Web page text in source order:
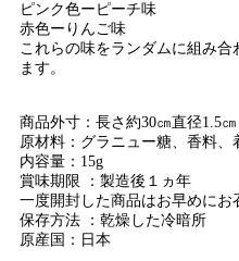
ピンク色ーピーチ味
赤色ーりんご味
これらの味をランダムに組み合
ます。
商品外寸：長さ約30㎝直径1.5㎝
原材料：グラニュー糖、香料、
内容量：15g
賞味期限 ：製造後１ヵ年
一度開封した商品はお早めにお
保存方法 ：乾燥した冷暗所
原産国：日本